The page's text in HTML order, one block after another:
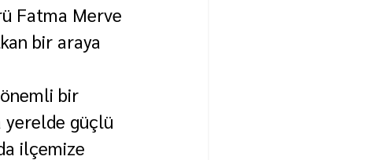
Fatma Merve
bir araya
bir
yerelde güçlü
ilçemize